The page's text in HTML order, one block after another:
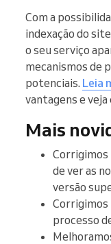
Com a
indexação do
o seu serviço
mecanismos de
potenciais. Leia
vantagens e
Mais
Corrigimos
de ver as
versão
Corrigimos
processo